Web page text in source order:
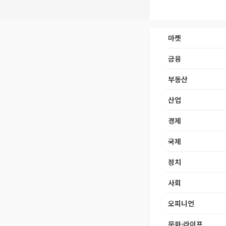
마켓
금융
부동산
산업
경제
국제
정치
사회
오피니언
문화·라이프